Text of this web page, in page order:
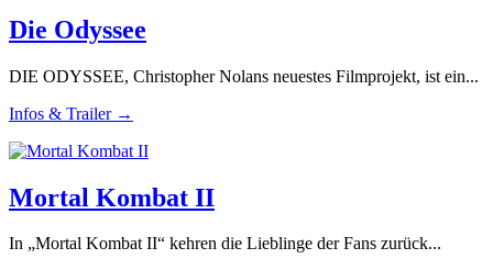
Die Odyssee
DIE ODYSSEE, Christopher Nolans neuestes Filmprojekt, ist ein...
Infos & Trailer →
Mortal Kombat II
In „Mortal Kombat II“ kehren die Lieblinge der Fans zurück...